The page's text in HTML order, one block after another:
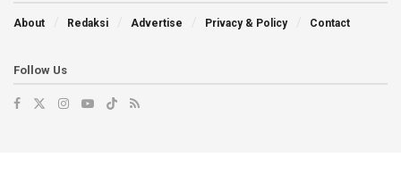
About Redaksi Advertise Privacy & Policy Contact
Follow Us